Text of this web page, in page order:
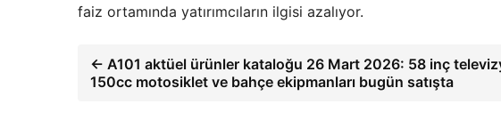
faiz ortamında yatırımcıların ilgisi azalıyor.
← A101 aktüel ürünler kataloğu 26 Mart 2026: 58 inç
150cc motosiklet ve bahçe ekipmanları bugün satışta